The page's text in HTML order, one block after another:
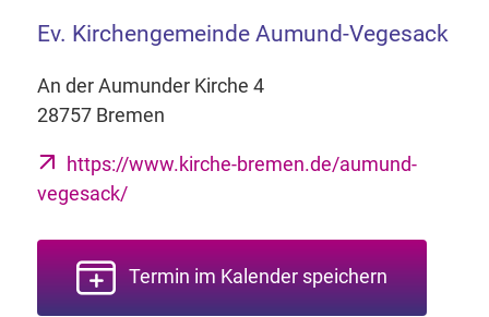
Ev. Kirchengemeinde Aumund-Vegesack
An der Aumunder Kirche 4
28757 Bremen
https://www.kirche-bremen.de/aumund-
vegesack/
Termin im Kalender speichern